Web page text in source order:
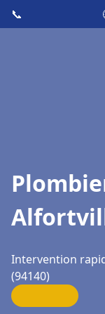
📞
Intervention
(94140)